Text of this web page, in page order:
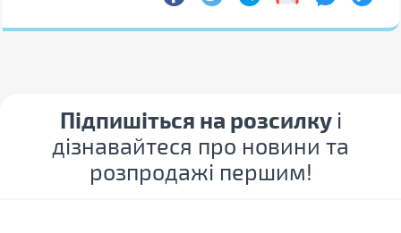
Підпишіться на розсилку і
дізнавайтеся про новини та
розпродажі першим!